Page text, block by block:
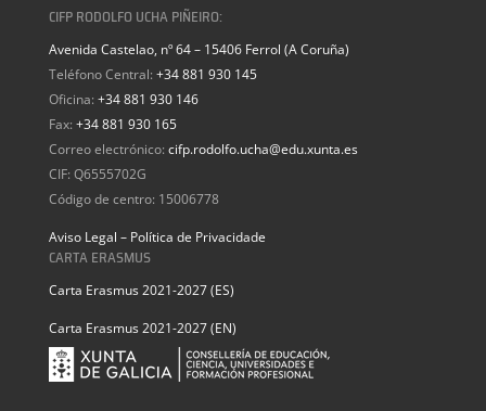
CIFP RODOLFO UCHA PIÑEIRO:
Avenida Castelao, nº 64 – 15406 Ferrol (A Coruña)
Teléfono Central: +34 881 930 145
Oficina: +34 881 930 146
Fax: +34 881 930 165
Correo electrónico: cifp.rodolfo.ucha@edu.xunta.es
CIF: Q6555702G
Código de centro: 15006778
Aviso Legal – Política de Privacidade
CARTA ERASMUS
Carta Erasmus 2021-2027 (ES)
Carta Erasmus 2021-2027 (EN)